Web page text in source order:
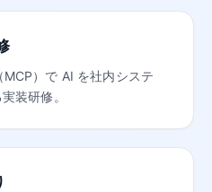
）で AI を社内システ
装研修。